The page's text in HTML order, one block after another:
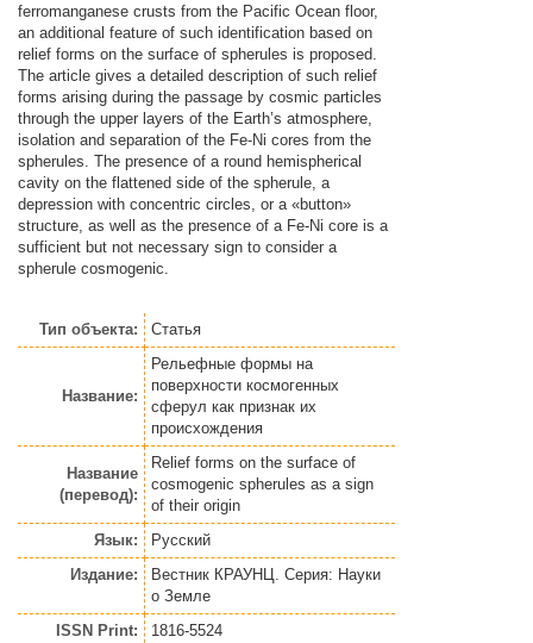
ferromanganese crusts from the Pacific Ocean floor,
an additional feature of such identification based on
relief forms on the surface of spherules is proposed.
The article gives a detailed description of such relief
forms arising during the passage by cosmic particles
through the upper layers of the Earth’s atmosphere,
isolation and separation of the Fe-Ni cores from the
spherules. The presence of a round hemispherical
cavity on the flattened side of the spherule, a
depression with concentric circles, or a «button»
structure, as well as the presence of a Fe-Ni core is a
sufficient but not necessary sign to consider a
spherule cosmogenic.
Тип объекта: Статья
Название:
Рельефные формы на
поверхности космогенных
сферул как признак их
происхождения
Название
(перевод):
Relief forms on the surface of
cosmogenic spherules as a sign
of their origin
Язык:
Русский
Издание:
Вестник КРАУНЦ. Серия: Науки
о Земле
ISSN Print:
1816-5524